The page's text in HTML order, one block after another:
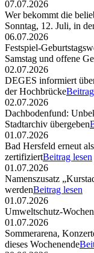
07.07.2026
Wer bekommt die
Sonntag, 12. Juli, in
06.07.2026
Festspiel-
Samstag und offene
02.07.2026
DEGES informiert
der Hochbrücke
02.07.2026
Dachbodenfund:
Stadtarchiv übergeben
01.07.2026
Bad Hersfeld erneut
zertifiziertBeitrag lesen
01.07.2026
Namenszusatz
werdenBeitrag lesen
01.07.2026
Umweltschutz-
01.07.2026
Sommerarena,
dieses Wochenende